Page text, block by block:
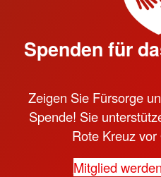
Spenden für
Zeigen Sie Fürsorge
Spende! Sie
Rote Kreuz
Mitglied werden